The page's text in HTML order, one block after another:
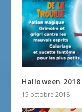
Halloween
15 octobre 2018